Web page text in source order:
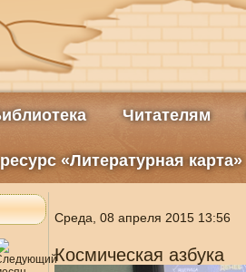
Читателям
«Литературная карта»
Среда, 08 апреля 2015 13:56
Космическая азбука